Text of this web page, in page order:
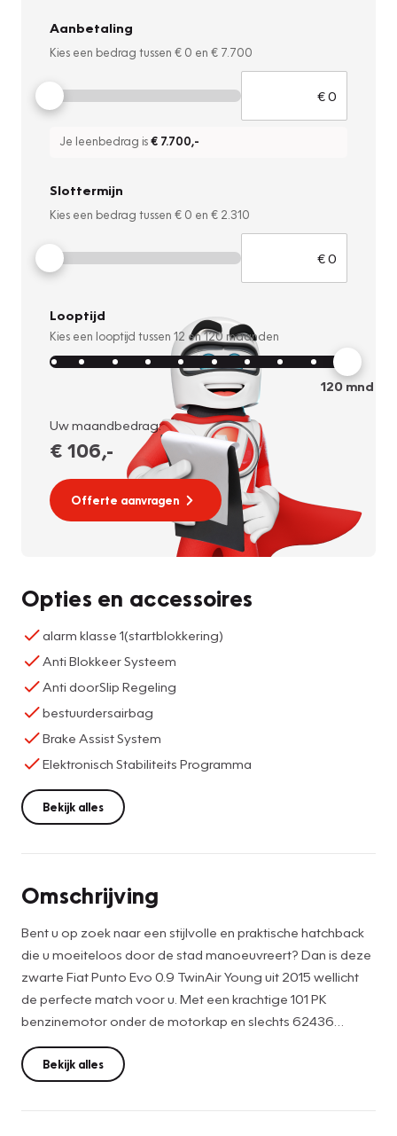
Aanbetaling
Kies een bedrag tussen € 0 en € 7.700
Je leenbedrag is€ 7.700,-
Slottermijn
Kies een bedrag tussen € 0 en € 2.310
Looptijd
Kies een looptijd tussen 12 en120 maanden
120mnd
Uw maandbedrag:
€ 106,-
Offerte aanvragen
Opties en accessoires
alarm klasse 1(startblokkering)
Anti Blokkeer Systeem
Anti doorSlip Regeling
bestuurdersairbag
Brake Assist System
Elektronisch Stabiliteits Programma
Bekijk alles
Omschrijving
Bent u op zoek naar een stijlvolle en praktische hatchback
die u moeiteloos door de stad manoeuvreert? Dan is deze
zwarte Fiat Punto Evo 0.9 TwinAir Young uit 2015 wellicht
de perfecte match voor u. Met een krachtige 101 PK
benzinemotor onder de motorkap en slechts 62436
kilometer op de teller, biedt deze auto de ideale
combinatie van prestaties en zuinigheid.
Bekijk alles